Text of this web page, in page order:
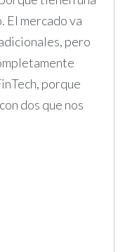
El mercado va
pero
porque
dos que nos